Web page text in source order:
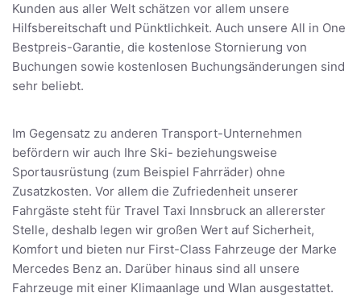
Kunden aus aller Welt schätzen vor allem unsere
Hilfsbereitschaft und Pünktlichkeit. Auch unsere All in One
Bestpreis-Garantie, die kostenlose Stornierung von
Buchungen sowie kostenlosen Buchungsänderungen sind
sehr beliebt.
Im Gegensatz zu anderen Transport-Unternehmen
befördern wir auch Ihre Ski- beziehungsweise
Sportausrüstung (zum Beispiel Fahrräder) ohne
Zusatzkosten. Vor allem die Zufriedenheit unserer
Fahrgäste steht für Travel Taxi Innsbruck an allererster
Stelle, deshalb legen wir großen Wert auf Sicherheit,
Komfort und bieten nur First-Class Fahrzeuge der Marke
Mercedes Benz an. Darüber hinaus sind all unsere
Fahrzeuge mit einer Klimaanlage und Wlan ausgestattet.